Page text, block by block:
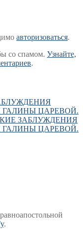
авторизоваться.
со спамом. Узнайте,
.
ЦАРЕВОЙ.
ЗАБЛУЖДЕНИЯ
ЦАРЕВОЙ.
.